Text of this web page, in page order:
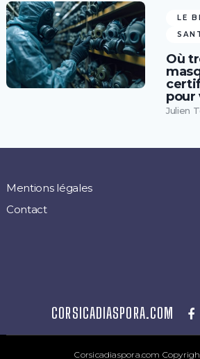
LE
Où
pour
Julien
Mentions légales
Contact
CORSICADIASPORA.COM
Corsicadiaspora.com